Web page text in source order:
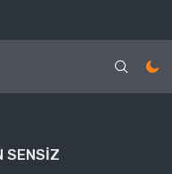
SENSIZ